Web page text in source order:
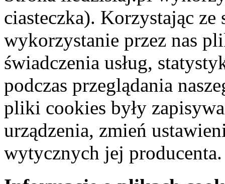
ciasteczka). Korzystając
wykorzystanie przez nas
świadczenia usług,
podczas przeglądania
pliki cookies były
urządzenia, zmień
wytycznych jej producenta.